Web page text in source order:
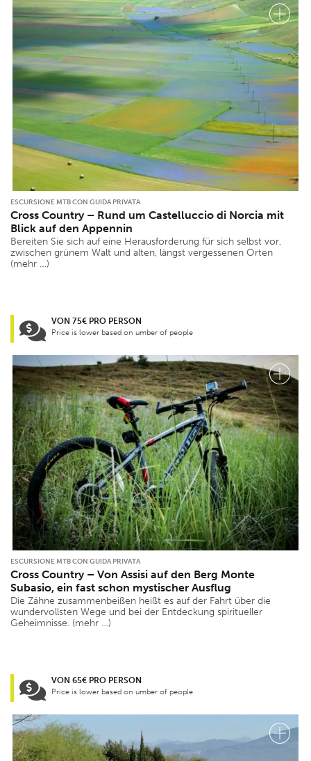
ESCURSIONE MTB CON GUIDA PRIVATA
Cross Country – Rund um Castelluccio di Norcia mit
Blick auf den Appennin
Bereiten Sie sich auf eine Herausforderung für sich selbst vor,
zwischen grünem Walt und alten, längst vergessenen Orten
(mehr …)
VON 75€ PRO PERSON
Price is lower based on umber of people
ESCURSIONE MTB CON GUIDA PRIVATA
Cross Country – Von Assisi auf den Berg Monte
Subasio, ein fast schon mystischer Ausflug
Die Zähne zusammenbeißen heißt es auf der Fahrt über die
wundervollsten Wege und bei der Entdeckung spiritueller
Geheimnisse. (mehr …)
VON 65€ PRO PERSON
Price is lower based on umber of people